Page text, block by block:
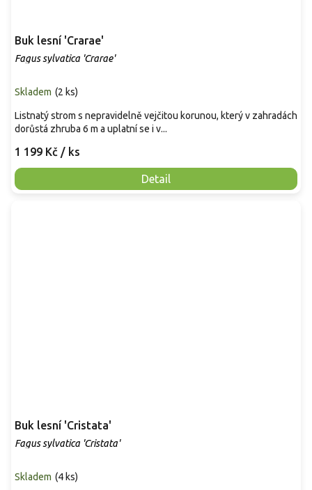
Buk lesní 'Crarae'
Fagus sylvatica 'Crarae'
Skladem (2 ks)
1 199 Kč / ks
Detail
Listnatý strom s nepravidelně vejčitou korunou, který v zahradách
dorůstá zhruba 6 m a uplatní se i v...
Buk lesní 'Cristata'
Fagus sylvatica 'Cristata'
Skladem (4 ks)